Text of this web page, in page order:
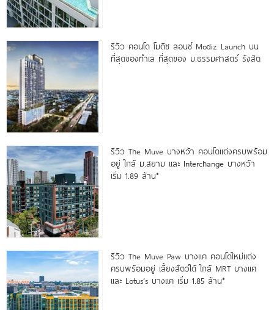
รีวิว คอนโด โมดิซ ลอนซ์ Modiz Launch บน
ที่สุดของทำเล ที่สุดของ ม.ธรรมศาสตร์ รังสิต
รีวิว The Muve บางหว้า คอนโดแต่งครบพร้อม
อยู่ ใกล้ ม.สยาม และ Interchange บางหว้า
เริ่ม 1.89 ล้าน*
รีวิว The Muve Paw บางแค คอนโดใหม่แต่ง
ครบพร้อมอยู่ เลี้ยงสัตว์ได้ ใกล้ MRT บางแค
และ Lotus’s บางแค เริ่ม 1.85 ล้าน*